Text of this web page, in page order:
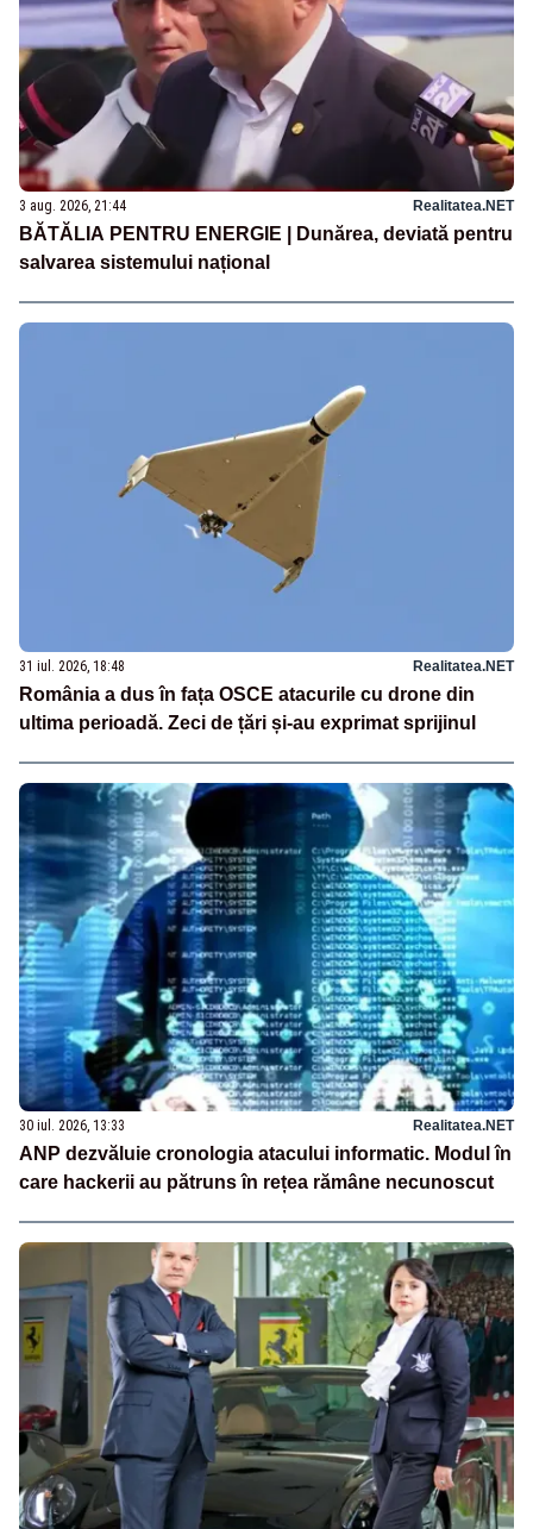
3 aug. 2026, 21:44 Realitatea.NET
BĂTĂLIA PENTRU ENERGIE | Dunărea, deviată pentru
salvarea sistemului național
31 iul. 2026, 18:48 Realitatea.NET
România a dus în fața OSCE atacurile cu drone din
ultima perioadă. Zeci de țări și-au exprimat sprijinul
30 iul. 2026, 13:33 Realitatea.NET
ANP dezvăluie cronologia atacului informatic. Modul în
care hackerii au pătruns în rețea rămâne necunoscut